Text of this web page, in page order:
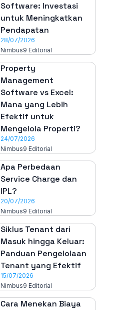
Software: Investasi
untuk Meningkatkan
Pendapatan
28/07/2026
Nimbus9 Editorial
Property
Management
Software vs Excel:
Mana yang Lebih
Efektif untuk
Mengelola Properti?
24/07/2026
Nimbus9 Editorial
Apa Perbedaan
Service Charge dan
IPL?
20/07/2026
Nimbus9 Editorial
Siklus Tenant dari
Masuk hingga Keluar:
Panduan Pengelolaan
Tenant yang Efektif
15/07/2026
Nimbus9 Editorial
Cara Menekan Biaya